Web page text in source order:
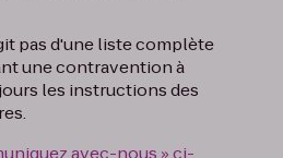
pas d'une liste complète
une contravention à
les instructions des
avec-nous » ci-